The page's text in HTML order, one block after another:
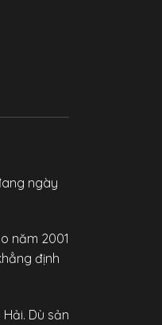
ngày
năm 2001
định
Dù sản